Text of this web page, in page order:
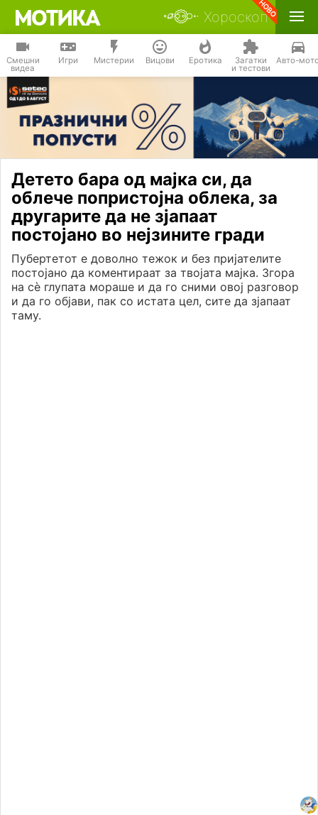
Хороскоп
Смешни
видеа
Игри Мистерии Вицови Еротика Загатки
и тестови
Авто-
Детето бара од мајка си, да
облече попристојна облека, за
другарите да не зјапаат
постојано во нејзините гради
Пубертетот е доволно тежок и без пријателите
постојано да коментираат за твојата мајка. Згора
на сѐ глупата мораше и да го сними овој разговор
и да го објави, пак со истата цел, сите да зјапаат
таму.